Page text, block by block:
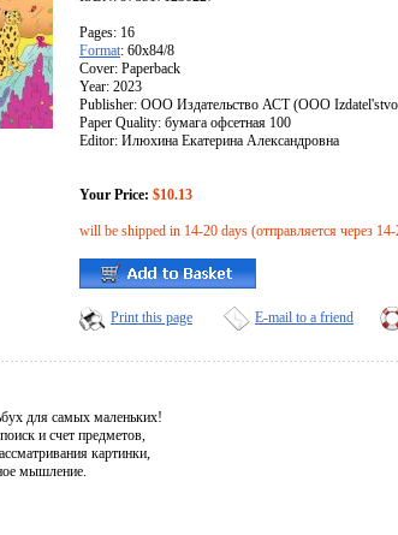
Pages: 16
Format: 60x84/8
Cover: Paperback
Year: 2023
Publisher: ООО Издательство АСТ (OOO
Paper Quality: бумага офсетная 100
Editor: Илюхина Екатерина Александровна
Your Price: $10.13
will be shipped in 14-20 days (отправляется через
Print this page E-mail to a friend
для самых маленьких!
и счет предметов,
картинки,
мышление.